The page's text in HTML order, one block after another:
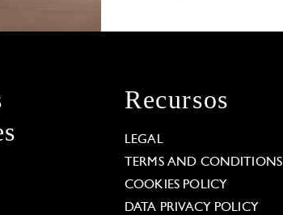
Recursos
LEGAL
TERMS AND CONDITIONS
COOKIES POLICY
DATA PRIVACY POLICY